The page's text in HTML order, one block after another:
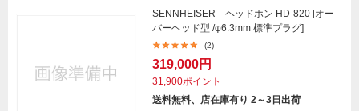
SENNHEISER ヘッドホン HD-820 [オー
バーヘッド型 /φ6.3mm 標準プラグ]
(2)
319,000円
31,900ポイント
送料無料、店在庫有り 2～3日出荷